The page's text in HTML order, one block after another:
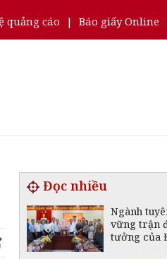
quảng cáo | Báo giấy Online
Đọc nhiều
Ngành
vững trận
tưởng của